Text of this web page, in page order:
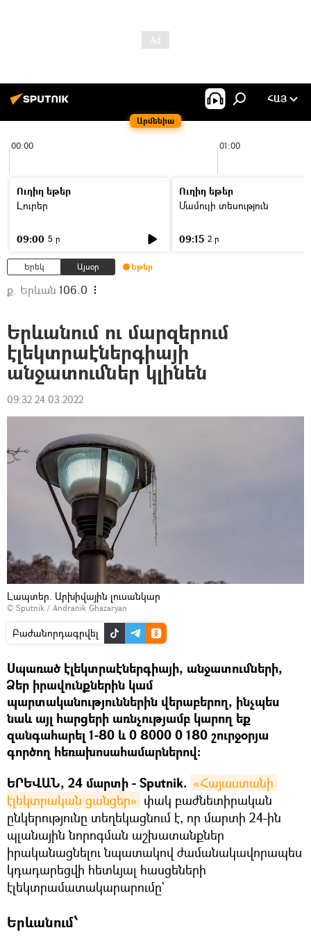
Արմենիա
ՀԱՅ
00:00 01:00
Ուղիղ եթեր
Լուրեր
09:00 5 ր
Ուղիղ եթեր
Մամուլի տեսություն
09:15 2 ր
Երեկ Այսօր Եթեր
ք. Երևան 106.0
Երևանում ու մարզերում
էլեկտրաէներգիայի
անջատումներ կլինեն
09:32 24.03.2022
Լապտեր. Արխիվային լուսանկար
© Sputnik / Andranik Ghazaryan
Բաժանորդագրվել
Սպառած էլեկտրաէներգիայի, անջատումների,
Ձեր իրավունքներին կամ
պարտականություններին վերաբերող, ինչպես
նաև այլ հարցերի առնչությամբ կարող եք
զանգահարել 1-80 և 0 8000 0 180 շուրջօրյա
գործող հեռախոսահամարներով:
ԵՐԵՎԱՆ, 24 մարտի - Sputnik. «Հայաստանի
էլեկտրական ցանցեր» փակ բաժնետիրական
ընկերությունը տեղեկացնում է, որ մարտի 24-ին
պլանային նորոգման աշխատանքներ
իրականացնելու նպատակով ժամանակավորապես
կդադարեցվի հետևյալ հասցեների
էլեկտրամատակարարումը`
Երևանում՝